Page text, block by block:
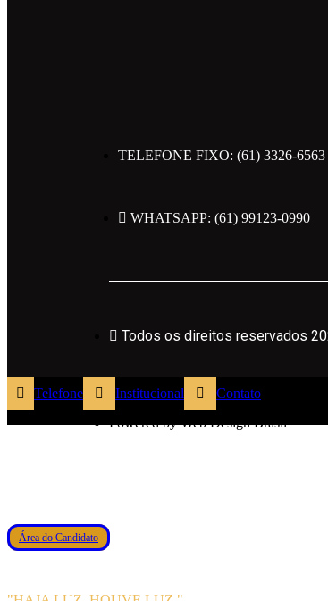
SIGA NAS REDES
Powered by Web Design Brasil
Área do Candidato
TELEFONE FIXO: (61) 3326-6563
WHATSAPP: (61) 99123-0990
Todos os direitos reservados
Telefone Institucional Contato